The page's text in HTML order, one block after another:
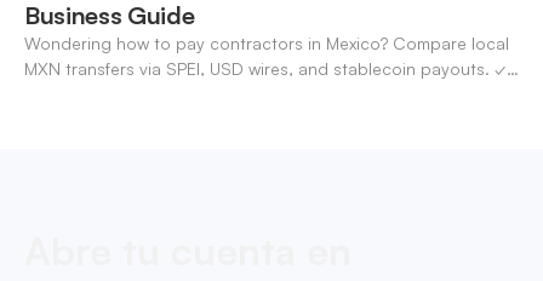
Business Guide
Wondering how to pay contractors in Mexico? Compare local
MXN transfers via SPEI, USD wires, and stablecoin payouts. ✓